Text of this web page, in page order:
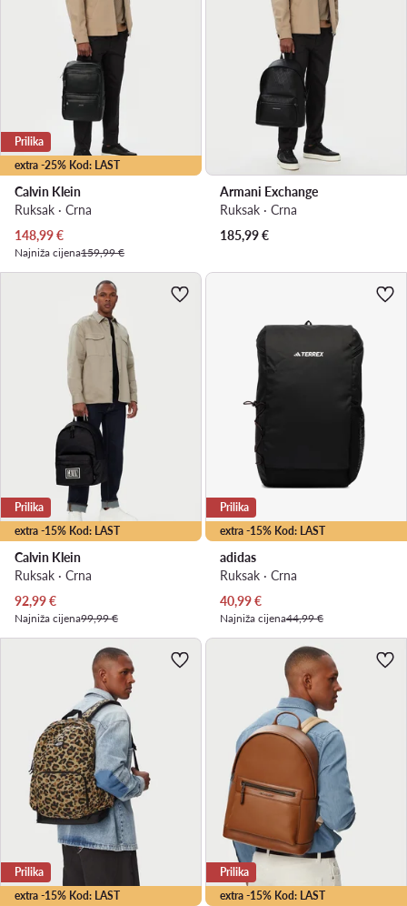
extra -25% Kod: LAST
Prilika
Calvin Klein
Ruksak · Crna
Trenutna cijena
148,99€
Najniža cijena159,99 €
Armani Exchange
Ruksak · Crna
185,99€
extra -15% Kod: LAST
Prilika
Calvin Klein
Ruksak · Crna
Trenutna cijena
92,99€
Najniža cijena99,99 €
extra -15% Kod: LAST
Prilika
adidas
Ruksak · Crna
Trenutna cijena
40,99€
Najniža cijena44,99 €
extra -15% Kod: LAST
Prilika
extra -15% Kod: LAST
Prilika